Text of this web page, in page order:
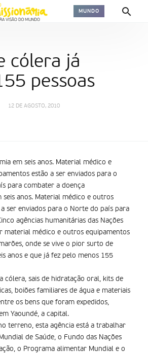
MUNDO
cólera já
pessoas
12 DE AGOSTO, 2010
em seis anos. Material médico e
estão a ser enviados para o
para combater a doença
seis anos. Material médico e outros
ser enviados para o Norte do país para
agências humanitárias das Nações
material médico e outros equipamentos
onde se vive o pior surto de
anos e que já fez pelo menos 155
cólera, sais de hidratação oral, kits de
boiões familiares de água e materiais
os bens que foram expedidos,
Yaoundé, a capital.
terreno, esta agência está a trabalhar
de Saúde, o Fundo das Nações
o Programa alimentar Mundial e o